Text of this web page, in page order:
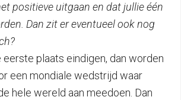
positieve uitgaan en dat jullie één
Dan zit er eventueel ook nog
eerste plaats eindigen, dan worden
een mondiale wedstrijd waar
hele wereld aan meedoen. Dan